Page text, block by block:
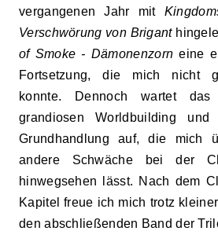
vergangenen Jahr mit
Verschwörung von Brigant
of Smoke - Dämonenzorn eine
Fortsetzung, die mich nicht
konnte. Dennoch wartet
grandiosen Worldbuilding und
Grundhandlung auf, die mich
andere Schwäche bei der
hinwegsehen lässt. Nach dem
Kapitel freue ich mich trotz
den abschließenden Band der